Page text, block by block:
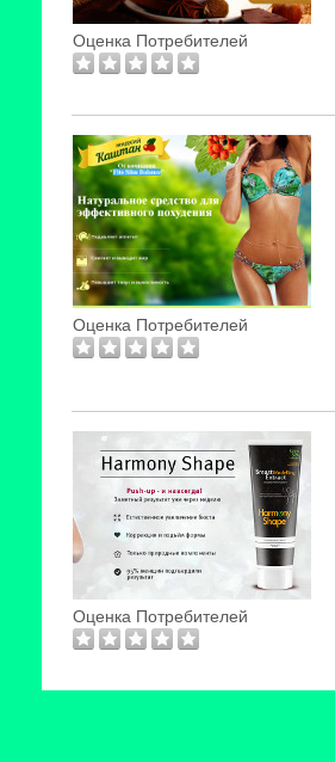
Оценка Потребителей
Оценка Потребителей
Оценка Потребителей